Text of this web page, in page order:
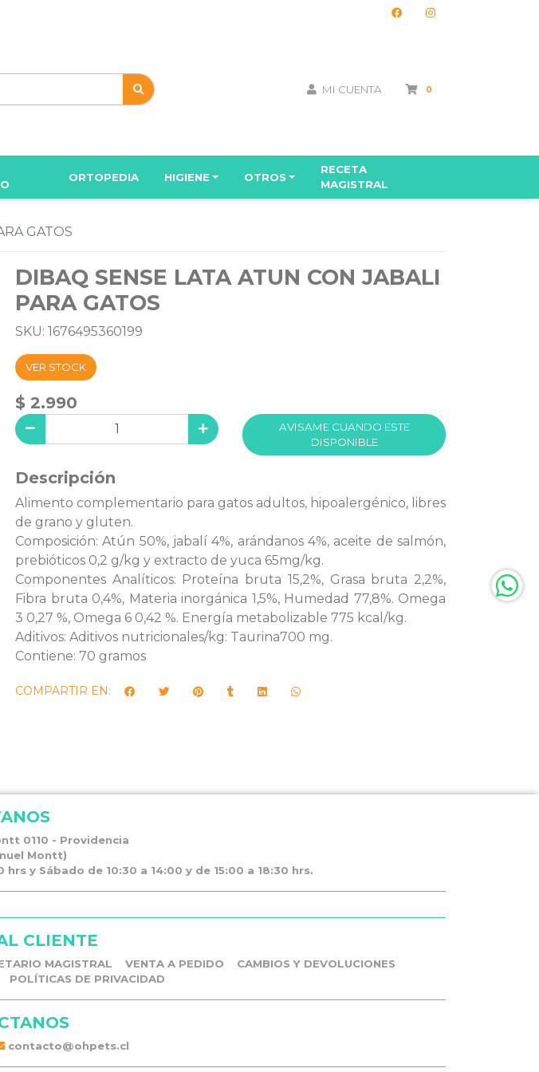
MI CUENTA 0
ORTOPEDIA HIGIENE OTROS
RECETA
MAGISTRAL
GATOS
DIBAQ SENSE LATA ATUN CON JABALI
PARA GATOS
SKU: 1676495360199
VER STOCK
$ 2.990
AVISAME CUANDO ESTE
DISPONIBLE
Descripción
Alimento complementario para gatos adultos, hipoalergénico, libres
de grano y gluten.
Composición: Atún 50%, jabalí 4%, arándanos 4%, aceite de salmón,
prebióticos 0,2 g/kg y extracto de yuca 65mg/kg.
Componentes Analíticos: Proteína bruta 15,2%, Grasa bruta 2,2%,
Fibra bruta 0,4%, Materia inorgánica 1,5%, Humedad 77,8%. Omega
3 0,27 %, Omega 6 0,42 %. Energía metabolizable 775 kcal/kg.
Aditivos: Aditivos nutricionales/kg: Taurina700 mg.
Contiene: 70 gramos
COMPARTIR EN:
0110 - Providencia
Montt)
y Sábado de 10:30 a 14:00 y de 15:00 a 18:30 hrs.
CLIENTE
MAGISTRAL VENTA A PEDIDO
CAMBIOS Y DEVOLUCIONES
POLÍTICAS DE PRIVACIDAD
contacto@ohpets.cl